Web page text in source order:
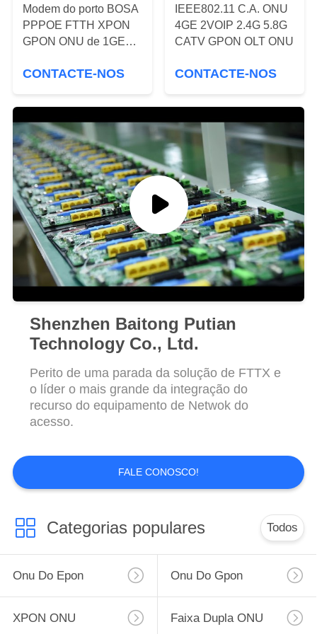
PRIVACY
Modem do porto BOSA
PPPOE FTTH XPON
GPON ONU de 1GE
CONTACTE-NOS
IEEE802.11 C.A. ONU
4GE 2VOIP 2.4G 5.8G
CATV GPON OLT ONU
CONTACTE-NOS
Shenzhen Baitong Putian
Technology Co., Ltd.
Perito de uma parada da solução de FTTX e
o líder o mais grande da integração do
recurso do equipamento de Netwok do
acesso.
FALE CONOSCO!
Categorias populares Todos
Onu Do Epon Onu Do Gpon
XPON ONU Faixa Dupla ONU